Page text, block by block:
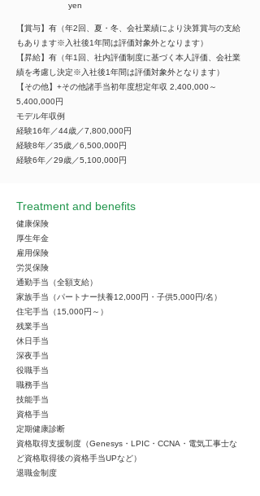
yen
【賞与】有（年2回、夏・冬、会社業績により決算賞与の支給
もあります※入社後1年間は評価対象外となります）
【昇給】有（年1回、社内評価制度に基づく本人評価、会社業
績を考慮し決定※入社後1年間は評価対象外となります）
【その他】+その他諸手当初年度想定年収 2,400,000～
5,400,000円
モデル年収例
経験16年／44歳／7,800,000円
経験8年／35歳／6,500,000円
経験6年／29歳／5,100,000円
Treatment and benefits
健康保険
厚生年金
雇用保険
労災保険
通勤手当（全額支給）
家族手当（パートナー扶養12,000円・子供5,000円/名）
住宅手当（15,000円～）
残業手当
休日手当
深夜手当
役職手当
職務手当
技能手当
資格手当
定期健康診断
資格取得支援制度（Genesys・LPIC・CCNA・電気工事士な
ど資格取得後の資格手当UPなど）
退職金制度